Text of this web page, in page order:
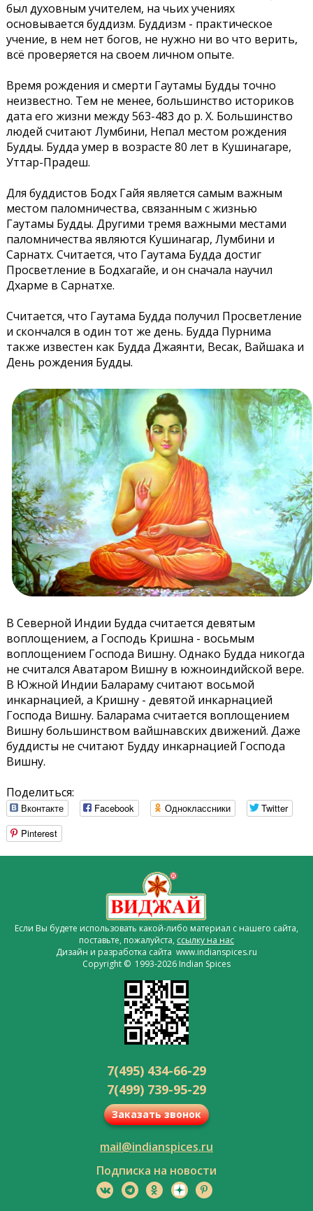
был духовным учителем, на чьих учениях
основывается буддизм. Буддизм - практическое
учение, в нем нет богов, не нужно ни во что верить,
всё проверяется на своем личном опыте.
Время рождения и смерти Гаутамы Будды точно
неизвестно. Тем не менее, большинство историков
дата его жизни между 563-483 до р. Х. Большинство
людей считают Лумбини, Непал местом рождения
Будды. Будда умер в возрасте 80 лет в Кушинагаре,
Уттар-Прадеш.
Для буддистов Бодх Гайя является самым важным
местом паломничества, связанным с жизнью
Гаутамы Будды. Другими тремя важными местами
паломничества являются Кушинагар, Лумбини и
Сарнатх. Считается, что Гаутама Будда достиг
Просветление в Бодхагайе, и он сначала научил
Дхарме в Сарнатхе.
Считается, что Гаутама Будда получил Просветление
и скончался в один тот же день. Будда Пурнима
также известен как Будда Джаянти, Весак, Вайшака и
День рождения Будды.
В Северной Индии Будда считается девятым
воплощением, а Господь Кришна - восьмым
воплощением Господа Вишну. Однако Будда никогда
не считался Аватаром Вишну в южноиндийской вере.
В Южной Индии Балараму считают восьмой
инкарнацией, а Кришну - девятой инкарнацией
Господа Вишну. Баларама считается воплощением
Вишну большинством вайшнавских движений. Даже
буддисты не считают Будду инкарнацией Господа
Вишну.
Поделиться:
Вконтакте Facebook Одноклассники
Twitter
Pinterest
Если Вы будете использовать какой-либо материал с нашего сайта,
поставьте, пожалуйста, ссылку на нас
Дизайн и разработка сайта www.indianspices.ru
Copyright © 1993-2026 Indian Spices
7(495) 434-66-29
7(499) 739-95-29
Заказать звонок
mail@indianspices.ru
Подписка на новости